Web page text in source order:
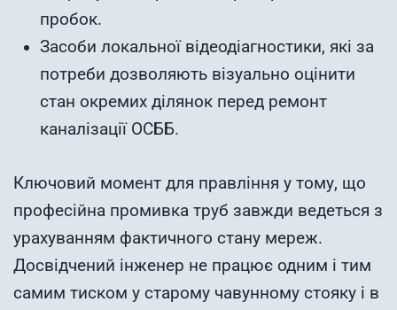
пробок.
Засоби локальної відеодіагностики, які за
потреби дозволяють візуально оцінити
стан окремих ділянок перед ремонт
каналізації ОСББ.
Ключовий момент для правління у тому, що
професійна промивка труб завжди ведеться з
урахуванням фактичного стану мереж.
Досвідчений інженер не працює одним і тим
самим тиском у старому чавунному стояку і в